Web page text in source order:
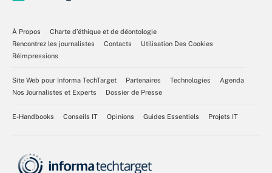
À Propos
Charte d’éthique et de déontologie
Rencontrez les journalistes
Contacts
Utilisation Des Cookies
Réimpressions
Site Web pour Informa TechTarget Partenaires Technologies
Agenda
Nos Journalistes et Experts
Dossier de Presse
E-Handbooks Conseils IT Opinions Guides Essentiels Projets IT